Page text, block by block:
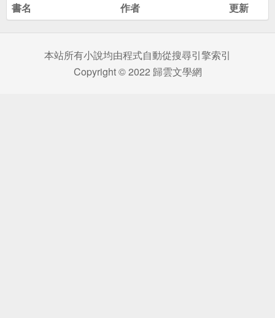
書名
作者 更新
本站所有小說均由程式自動從搜尋引擎索引
Copyright © 2022 歸雲文學網